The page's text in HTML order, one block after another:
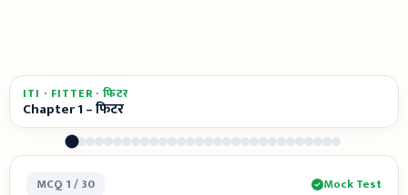
ITI · FITTER · फिटर
Chapter 1 – फिटर
MCQ 1 / 30 Mock Test